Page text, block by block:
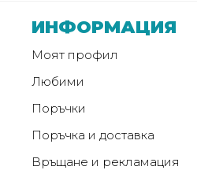
ИНФОРМАЦИЯ
Моят профил
Любими
Поръчки
Поръчка и доставка
Връщане и рекламация